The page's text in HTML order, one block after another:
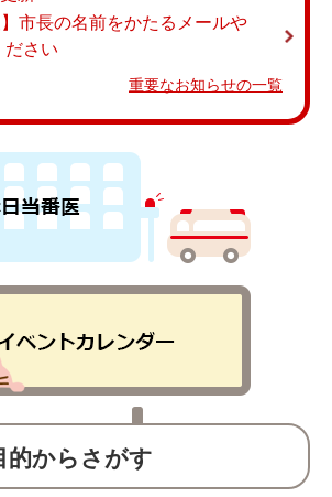
】市長の名前をかたるメールや
ださい
重要なお知らせの一覧
的からさがす